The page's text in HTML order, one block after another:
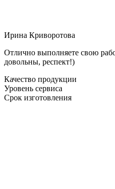
Ирина Криворотова
Отлично выполняете свою
довольны, респект!)
Качество продукции
Уровень сервиса
Срок изготовления